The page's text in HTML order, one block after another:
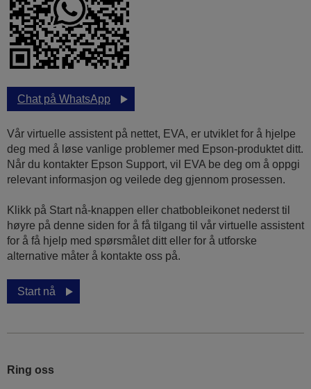
Chat på WhatsApp
Vår virtuelle assistent på nettet, EVA, er utviklet for å hjelpe
deg med å løse vanlige problemer med Epson-produktet ditt.
Når du kontakter Epson Support, vil EVA be deg om å oppgi
relevant informasjon og veilede deg gjennom prosessen.
Klikk på Start nå-knappen eller chatbobleikonet nederst til
høyre på denne siden for å få tilgang til vår virtuelle assistent
for å få hjelp med spørsmålet ditt eller for å utforske
alternative måter å kontakte oss på.
Start nå
Ring oss